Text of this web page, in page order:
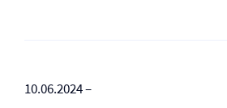
10.06.2024 –